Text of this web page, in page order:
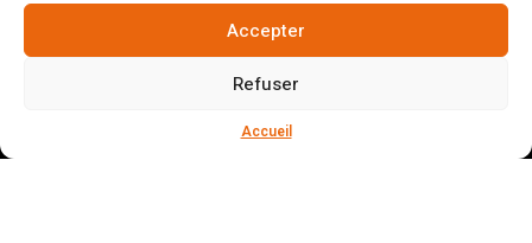
Accepter
Refuser
Accueil
© Copyright 2025. All Rights Reserved.
Votre magasin, votre intérieur.